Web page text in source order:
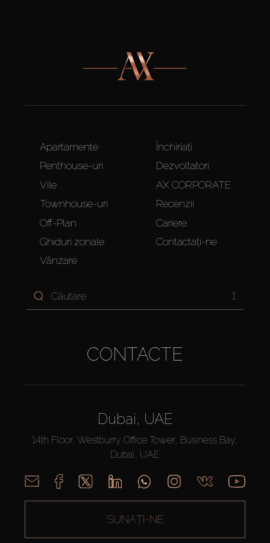
Apartamente
Penthouse-uri
Vile
Townhouse-uri
Off-Plan
Ghiduri zonale
Vânzare
Închiriați
Dezvoltatori
AX CORPORATE
Recenzii
Cariere
Contactați-ne
1
CONTACTE
Dubai, UAE
14th Floor, Westburry Office Tower, Business Bay,
Dubai, UAE
SUNAȚI-NE